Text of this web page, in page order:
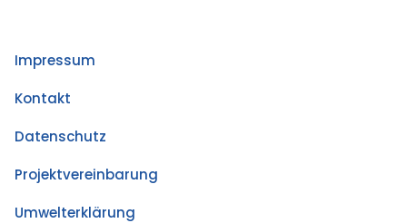
Impressum
Kontakt
Datenschutz
Projektvereinbarung
Umwelterklärung